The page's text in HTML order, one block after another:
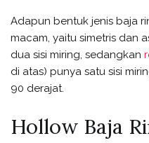
Adapun bentuk jenis baja
macam, yaitu simetris dan
dua sisi miring, sedangkan
di atas) punya satu sisi
90 derajat.
Hollow Baja